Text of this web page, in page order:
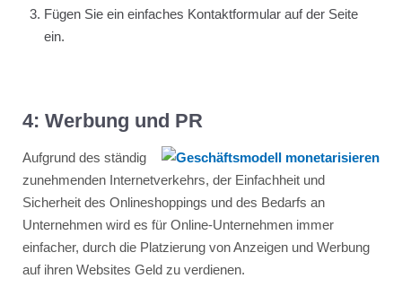
Fügen Sie ein einfaches Kontaktformular auf der Seite
ein.
4: Werbung und PR
Aufgrund des ständig
zunehmenden Internetverkehrs, der Einfachheit und
Sicherheit des Onlineshoppings und des Bedarfs an
Unternehmen wird es für Online-Unternehmen immer
einfacher, durch die Platzierung von Anzeigen und Werbung
auf ihren Websites Geld zu verdienen.